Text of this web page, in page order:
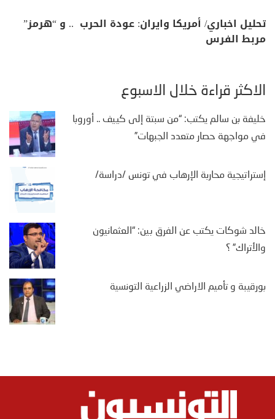
تحليل اخباري/ أمريكا وايران: عودة الحرب .. و “هرمز”
مربط الفرس
الأكثر قراءة خلال الأسبوع
خليفة بن سالم يكتب: “من سبتة إلى كييف .. أوروبا
في مواجهة حصار متعدد الجبهات”
إستراتيجية محاربة الإرهاب في تونس /دراسة/
خالد شوكات يكتب عن الفرق بين: “العثمانيون
والأتراك” ؟
بورقيبة و تأميم الاراضي الزراعية التونسية